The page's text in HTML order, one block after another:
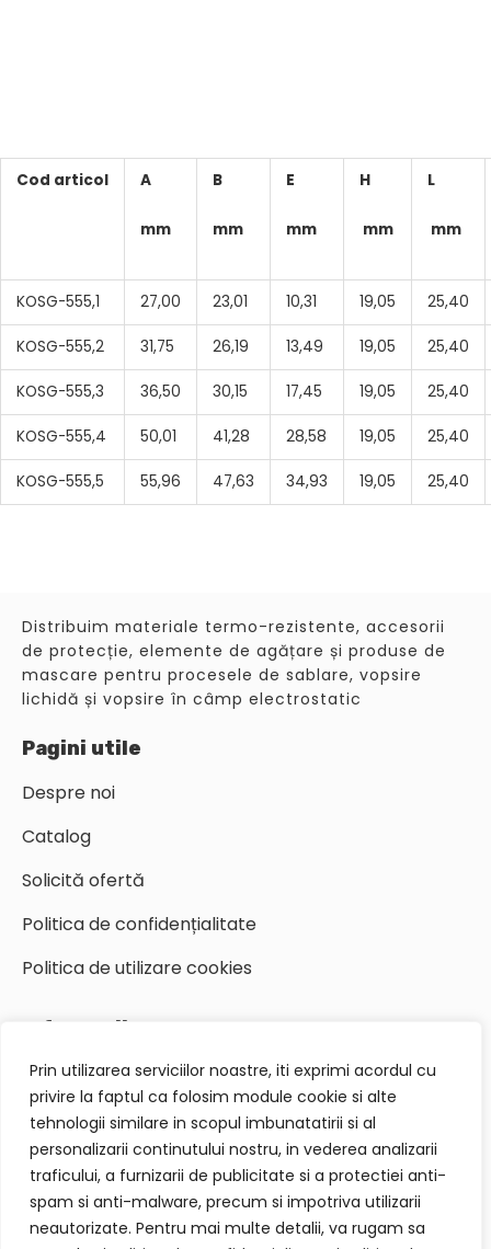
Prin utilizarea serviciilor noastre, iti exprimi acordul cu
privire la faptul ca folosim module cookie si alte
tehnologii similare in scopul imbunatatirii si al
personalizarii continutului nostru, in vederea analizarii
traficului, a furnizarii de publicitate si a protectiei anti-
spam si anti-malware, precum si impotriva utilizarii
neautorizate. Pentru mai multe detalii, va rugam sa
Cod articol A
mm
B
mm
E
mm
H
mm
L
mm
KOSG-555,1 27,00 23,01 10,31 19,05 25,40
KOSG-555,2 31,75 26,19 13,49 19,05 25,40
KOSG-555,3 36,50 30,15 17,45 19,05 25,40
KOSG-555,4 50,01 41,28 28,58 19,05 25,40
KOSG-555,5 55,96 47,63 34,93 19,05 25,40
Distribuim materiale termo-rezistente, accesorii
de protecție, elemente de agățare și produse de
mascare pentru procesele de sablare, vopsire
lichidă și vopsire în câmp electrostatic
Pagini utile
Despre noi
Catalog
Solicită ofertă
Politica de confidențialitate
Politica de utilizare cookies
Informații pentru contact
+40 744 479 313
office@integraldinamic.ro
Piata 1 Mai, Nr 4-5, Cluj-Napoca
Cere o ofertă acum